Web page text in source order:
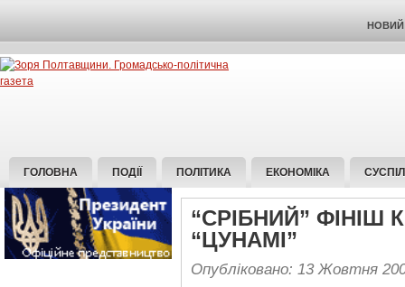
НОВИЙ
ГОЛОВНА ПОДІЇ ПОЛІТИКА ЕКОНОМІКА
“СРІБНИЙ”
“ЦУНАМІ”
Опубліковано: 13 Жовтня